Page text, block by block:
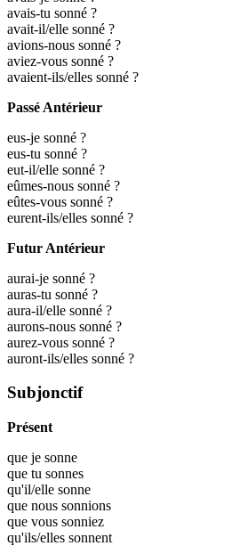
avais-tu sonné ?
avait-il/elle sonné ?
avions-nous sonné ?
aviez-vous sonné ?
avaient-ils/elles sonné ?
Passé Antérieur
eus-je sonné ?
eus-tu sonné ?
eut-il/elle sonné ?
eûmes-nous sonné ?
eûtes-vous sonné ?
eurent-ils/elles sonné ?
Futur Antérieur
aurai-je sonné ?
auras-tu sonné ?
aura-il/elle sonné ?
aurons-nous sonné ?
aurez-vous sonné ?
auront-ils/elles sonné ?
Subjonctif
Présent
que je sonne
que tu sonnes
qu'il/elle sonne
que nous sonnions
que vous sonniez
qu'ils/elles sonnent